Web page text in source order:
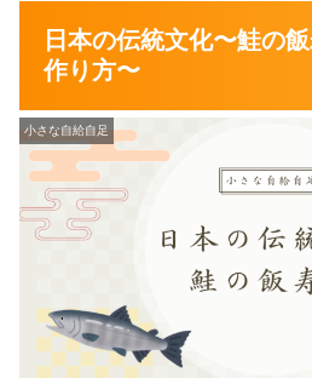
日本の伝統文化〜鮭の飯
作り方〜
小さな自給自足